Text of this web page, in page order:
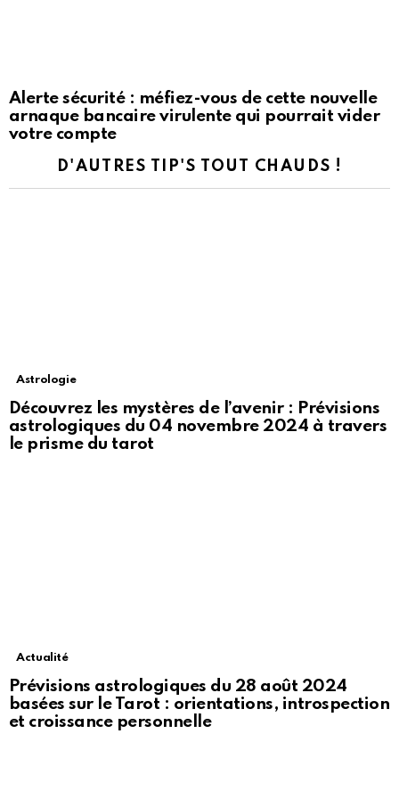
Alerte sécurité : méfiez-vous de cette nouvelle
arnaque bancaire virulente qui pourrait vider
votre compte
D'AUTRES TIP'S TOUT CHAUDS !
Astrologie
Découvrez les mystères de l’avenir : Prévisions
astrologiques du 04 novembre 2024 à travers
le prisme du tarot
Actualité
Prévisions astrologiques du 28 août 2024
basées sur le Tarot : orientations, introspection
et croissance personnelle